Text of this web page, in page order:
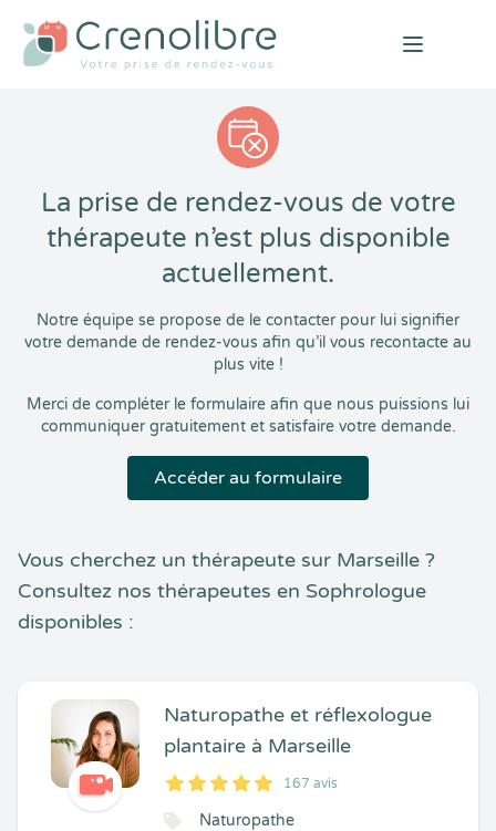
Open
La prise de rendez-vous de votre
thérapeute n’est plus disponible
actuellement.
Notre équipe se propose de le contacter pour lui signifier
votre demande de rendez-vous afin qu’il vous recontacte au
plus vite !
Merci de compléter le formulaire afin que nous puissions lui
communiquer gratuitement et satisfaire votre demande.
Accéder au formulaire
Vous cherchez un thérapeute sur Marseille ?
Consultez nos thérapeutes en Sophrologue
disponibles :
Naturopathe et réflexologue
plantaire à Marseille
5
1
5
167 167 avis
Naturopathe